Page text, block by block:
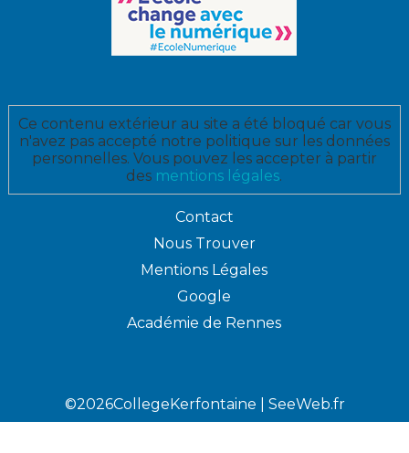
Ce contenu extérieur au site a été bloqué car vous
n'avez pas accepté notre politique sur les données
personnelles. Vous pouvez les accepter à partir
des mentions légales.
Contact
Nous Trouver
Mentions Légales
Google
Académie de Rennes
©2026CollegeKerfontaine | SeeWeb.fr